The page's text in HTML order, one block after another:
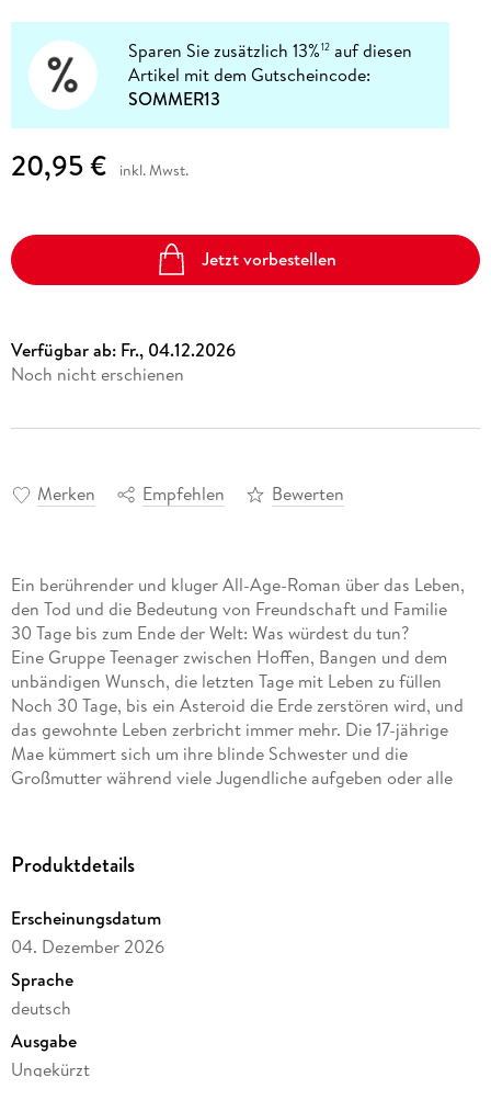
Sparen Sie zusätzlich 13%12 auf diesen
Artikel mit dem Gutscheincode:
SOMMER13
20,95 € inkl. Mwst.
Jetzt vorbestellen
Verfügbar ab: Fr., 04.12.2026
Noch nicht erschienen
Merken Empfehlen Bewerten
Ein berührender und kluger All-Age-Roman über das Leben,
den Tod und die Bedeutung von Freundschaft und Familie
30 Tage bis zum Ende der Welt: Was würdest du tun?
Eine Gruppe Teenager zwischen Hoffen, Bangen und dem
unbändigen Wunsch, die letzten Tage mit Leben zu füllen
Noch 30 Tage, bis ein Asteroid die Erde zerstören wird, und
das gewohnte Leben zerbricht immer mehr. Die 17-jährige
Mae kümmert sich um ihre blinde Schwester und die
Großmutter während viele Jugendliche aufgeben oder alle
als die Ordnung. Gemeinsam mit einer Gruppe
was hinter Abis Tod steckt und was diese Welt am Abgrund
noch lebenswert macht.
Ein zugleich aufwühlender und tröstlicher Roman über eine
Jugend, die stärker ist, als die Erwachsenen glauben wollen.
»Unsterblich sind wir jetzt« kreist um die spannende Frage:
Wie viel Menschlichkeit bleibt, wenn nichts mehr
Konsequenzen hat?
Produktdetails
Erscheinungsdatum
04. Dezember 2026
Sprache
deutsch
Ausgabe
Ungekürzt